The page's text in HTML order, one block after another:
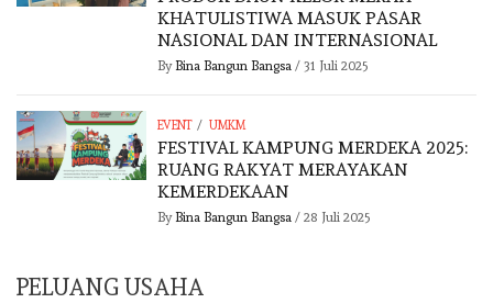
KHATULISTIWA MASUK PASAR
NASIONAL DAN INTERNASIONAL
By Bina Bangun Bangsa/ 31 Juli 2025
EVENT / UMKM
FESTIVAL KAMPUNG MERDEKA 2025:
RUANG RAKYAT MERAYAKAN
KEMERDEKAAN
By Bina Bangun Bangsa/ 28 Juli 2025
PELUANG USAHA